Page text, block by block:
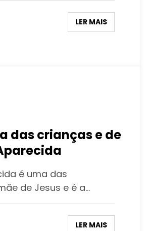
LER MAIS
das crianças e de
é uma das
de Jesus e é a…
LER MAIS